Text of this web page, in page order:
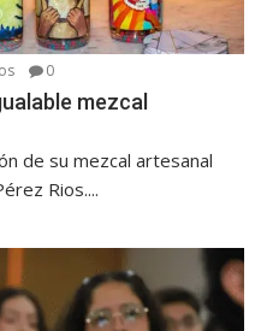
0
mezcal
de su mezcal artesanal
Rios....